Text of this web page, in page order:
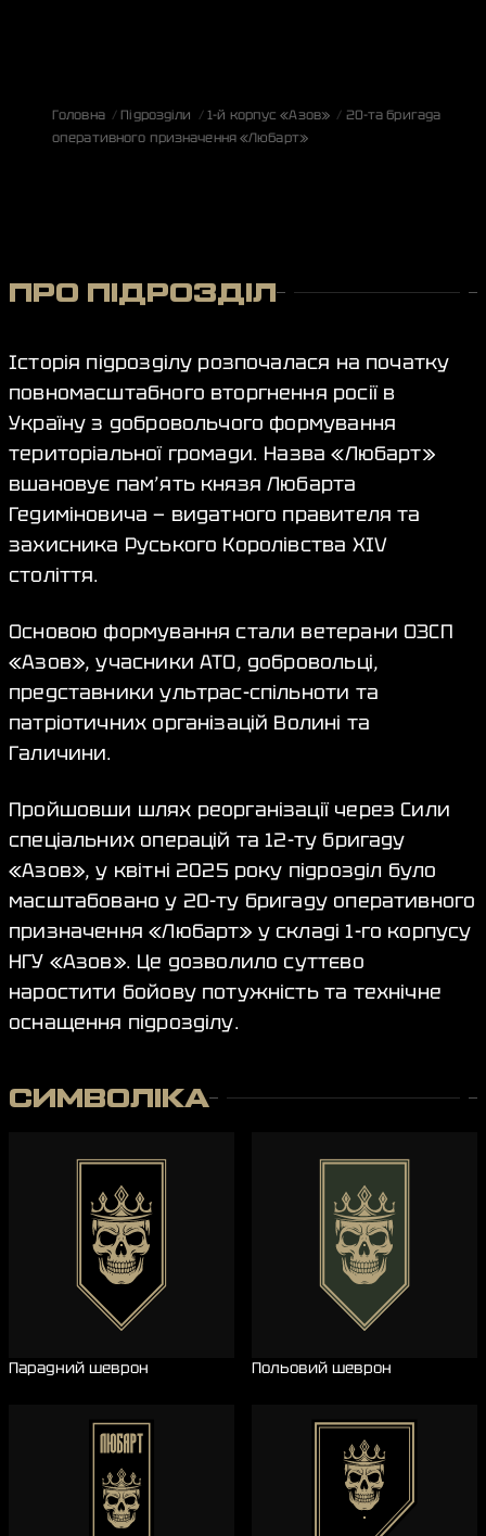
Головна Підрозділи 1-й корпус «Азов»
20-та бригада
оперативного призначення «Любарт»
ПРО ПІДРОЗДІЛ
Історія підрозділу розпочалася на початку
повномасштабного вторгнення росії в
Україну з добровольчого формування
територіальної громади. Назва «Любарт»
вшановує пам’ять князя Любарта
Гедиміновича — видатного правителя та
захисника Руського Королівства XIV
століття.
Основою формування стали ветерани ОЗСП
«Азов», учасники АТО, добровольці,
представники ультрас-спільноти та
патріотичних організацій Волині та
Галичини.
Пройшовши шлях реорганізації через Сили
спеціальних операцій та 12-ту бригаду
«Азов», у квітні 2025 року підрозділ було
масштабовано у 20-ту бригаду оперативного
призначення «Любарт» у складі 1-го корпусу
НГУ «Азов». Це дозволило суттєво
наростити бойову потужність та технічне
оснащення підрозділу.
СИМВОЛІКА
Парадний шеврон Польовий шеврон